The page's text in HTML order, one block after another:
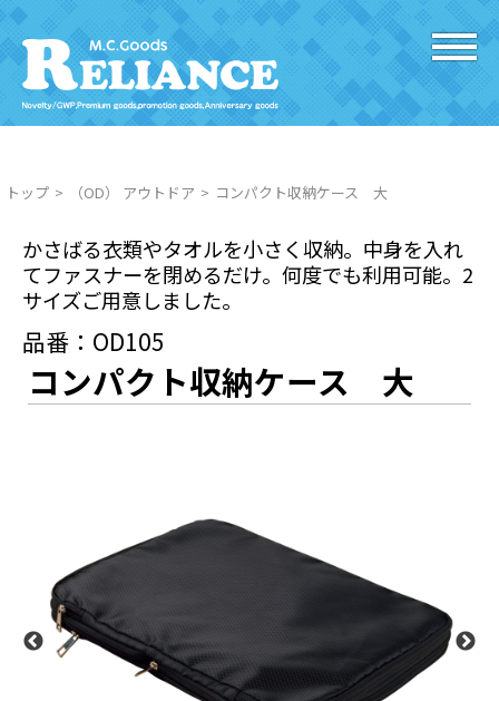
トップ （OD） アウトドア コンパクト収納ケース 大
かさばる衣類やタオルを小さく収納。中身を入れ
てファスナーを閉めるだけ。何度でも利用可能。2
サイズご用意しました。
品番：OD105
コンパクト収納ケース 大